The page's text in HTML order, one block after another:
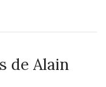
de Alain